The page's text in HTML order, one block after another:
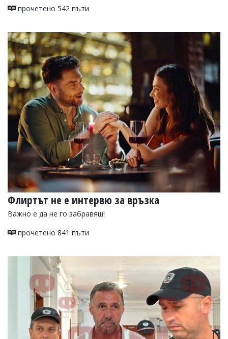
прочетено 542 пъти
Флиртът не е интервю за връзка
Важно е да не го забравяш!
прочетено 841 пъти